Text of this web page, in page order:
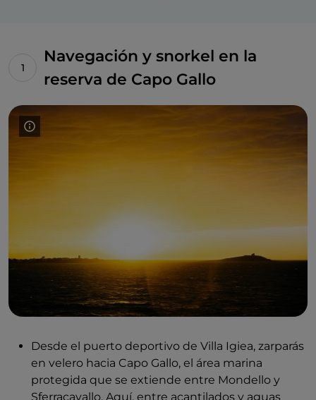
Navegación y snorkel en la
reserva de Capo Gallo
Desde el puerto deportivo de Villa Igiea, zarparás
en velero hacia Capo Gallo, el área marina
protegida que se extiende entre Mondello y
Sferracavallo. Aquí, entre acantilados y aguas